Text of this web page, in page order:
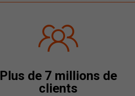
Plus de 7 millions de
clients